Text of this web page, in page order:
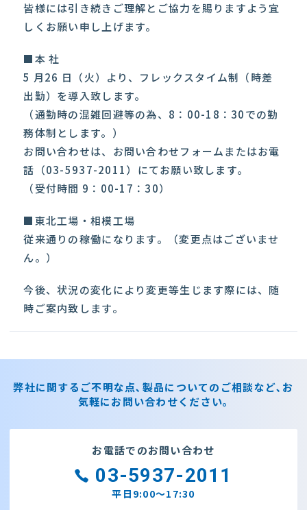
皆様には引き続きご理解とご協力を賜りますよう宜
しくお願い申し上げます。
■本 社
5 月26 日（火）より、フレックスタイム制（時差
出勤）を導入致します。
（通勤時の混雑回避等の為、8：00-18：30での勤
務体制とします。）
お問い合わせは、お問い合わせフォームまたはお電
話（03-5937-2011）にてお願い致します。
（受付時間 9：00-17：30）
■東北工場・相模工場
従来通りの稼働になります。（変更点はございませ
ん。）
今後、状況の変化により変更等生じます際には、随
時ご案内致します。
弊社に関するご不明な点､製品についてのご相談など､お
気軽にお問い合わせください｡
お電話でのお問い合わせ
03-5937-2011
平日9:00～17:30